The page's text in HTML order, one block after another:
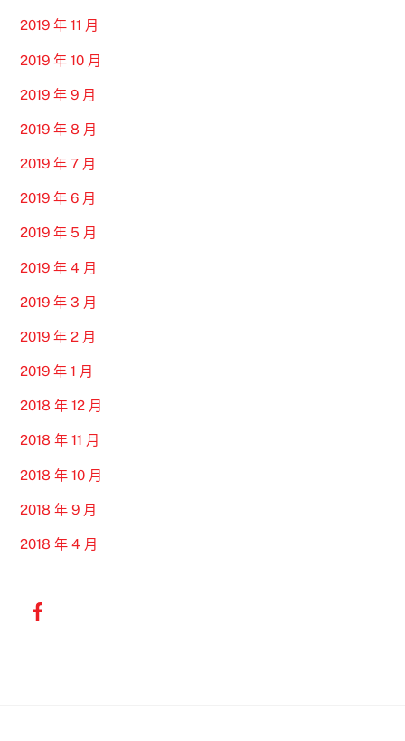
2019 年 11 月
2019 年 10 月
2019 年 9 月
2019 年 8 月
2019 年 7 月
2019 年 6 月
2019 年 5 月
2019 年 4 月
2019 年 3 月
2019 年 2 月
2019 年 1 月
2018 年 12 月
2018 年 11 月
2018 年 10 月
2018 年 9 月
2018 年 4 月